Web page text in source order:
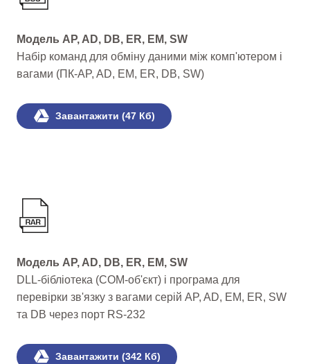
Модель AP, AD, DB, ER, EM, SW
Набір команд для обміну даними між комп'ютером і
вагами (ПК-AP, AD, EM, ER, DB, SW)
Завантажити (47 Кб)
Модель AP, AD, DB, ER, EM, SW
DLL-бібліотека (COM-об'єкт) і програма для
перевірки зв'язку з вагами серій AP, AD, EM, ER, SW
та DB через порт RS-232
Завантажити (342 Кб)